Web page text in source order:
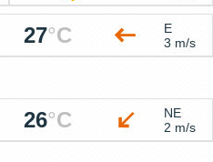
27°C
E
3 m/s
26°C
NE
2 m/s